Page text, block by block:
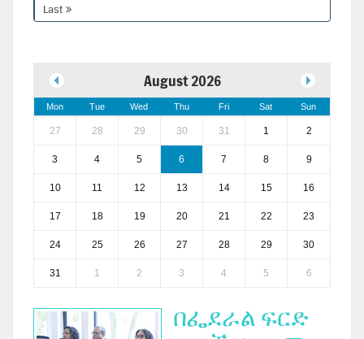
Last
August 2026
Mon Tue Wed Thu Fri Sat Sun
27 28 29 30 31 1 2
3 4 5 6 7 8 9
10 11 12 13 14 15 16
17 18 19 20 21 22 23
24 25 26 27 28 29 30
31 1 2 3 4 5 6
በፌደራል ፍርድ